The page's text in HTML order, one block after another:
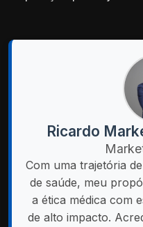
Ricardo
Com uma trajetória
de saúde, meu
a ética médica com
de alto impacto.